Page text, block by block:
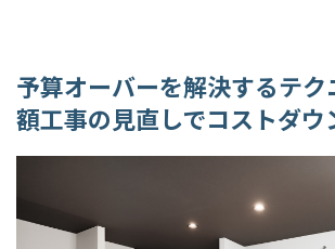
予算オーバーを解決するテ
額工事の見直しでコストダウ